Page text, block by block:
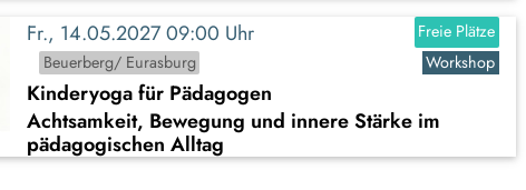
Fr., 14.05.2027 09:00 Uhr
Freie Plätze
Beuerberg/ Eurasburg
Workshop
Kinderyoga für Pädagogen
Achtsamkeit, Bewegung und innere Stärke im
pädagogischen Alltag